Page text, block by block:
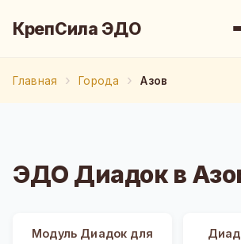
КрепСила ЭДО
Главная Города Азов
ЭДО Диадок в
Модуль Диадок для